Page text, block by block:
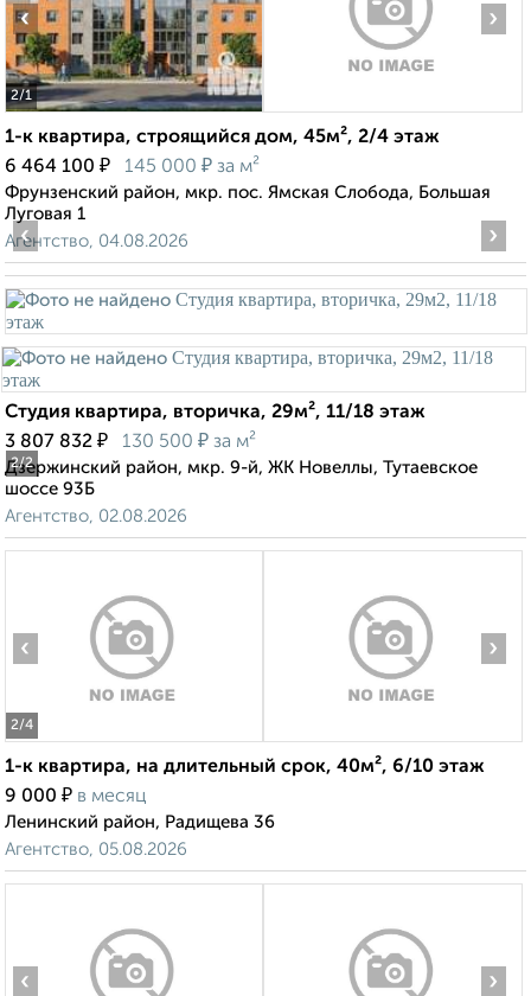
2/1
‹ ›
1-к квартира, строящийся дом, 45м², 2/4 этаж
6 464 100 ₽ 145 000 ₽ за м²
Фрунзенский район, мкр. пос. Ямская Слобода, Большая
Луговая 1
Агентство, 04.08.2026
2/2
‹ ›
Студия квартира, вторичка, 29м², 11/18 этаж
3 807 832 ₽ 130 500 ₽ за м²
Дзержинский район, мкр. 9-й, ЖК Новеллы, Тутаевское
шоссе 93Б
Агентство, 02.08.2026
2/4
‹ ›
1-к квартира, на длительный срок, 40м², 6/10 этаж
9 000 ₽ в месяц
Ленинский район, Радищева 36
Агентство, 05.08.2026
‹ ›